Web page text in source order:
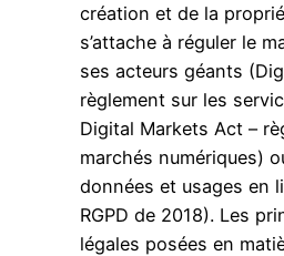
création et de la
s’attache à réguler le
ses acteurs géants
règlement sur les
Digital Markets Act –
marchés numériques)
données et usages en
RGPD de 2018). Les
légales posées en